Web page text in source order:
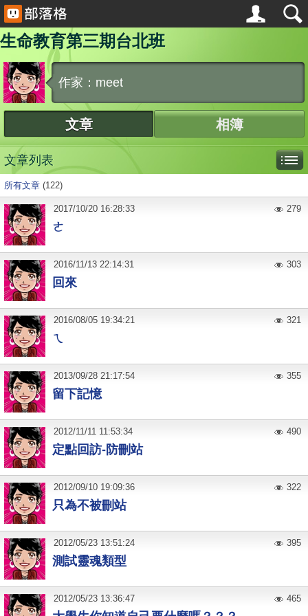
生命教育第三期台北班
作家：meet
文章 相簿
文章列表
所有文章 (122)
ㄜ
2017/10/20 16:28:33 279
回來
2016/11/13 22:14:31 303
ㄟ
2016/08/05 19:34:21 321
留下記憶
2013/09/28 21:17:54 355
定點回訪-防刪站
2012/11/11 11:53:34 490
只為不被刪站
2012/09/10 19:09:36 322
測試靈魂類型
2012/05/23 13:51:24 395
2012/05/23 13:36:47 465